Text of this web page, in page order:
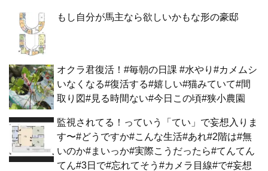
もし自分が馬主なら欲しいかもな形の豪邸
オクラ君復活！#毎朝の日課 #水やり#カメムシ
いなくなる#復活する#嬉しい#猫みていて#間
取り図#見る時間ない#今日この頃#狭小農園
監視されてる！っていう「てい」で妄想入りま
す〜#どうですか#こんな生活#あれ#2階は#無
いのか#まいっか#実際こうだったら#てんてん
てん#3日で#忘れてそう#カメラ目線#で#妄想